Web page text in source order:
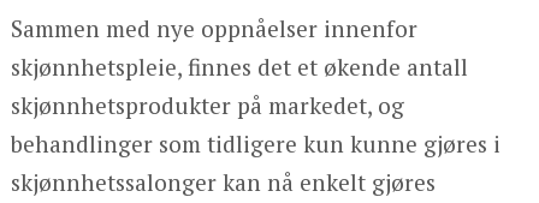
Sammen med nye oppnåelser innenfor
skjønnhetspleie, finnes det et økende antall
skjønnhetsprodukter på markedet, og
behandlinger som tidligere kun kunne gjøres i
skjønnhetssalonger kan nå enkelt gjøres